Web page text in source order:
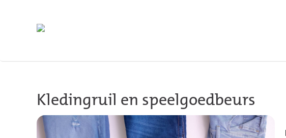
Terug naar hoofdinhoud
Kledingruil en speelgoedbeurs